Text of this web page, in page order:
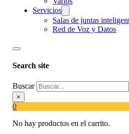
Servicios
Salas de juntas
Red de Voz y Datos
Search site
Buscar
×
0
No hay productos en el carrito.